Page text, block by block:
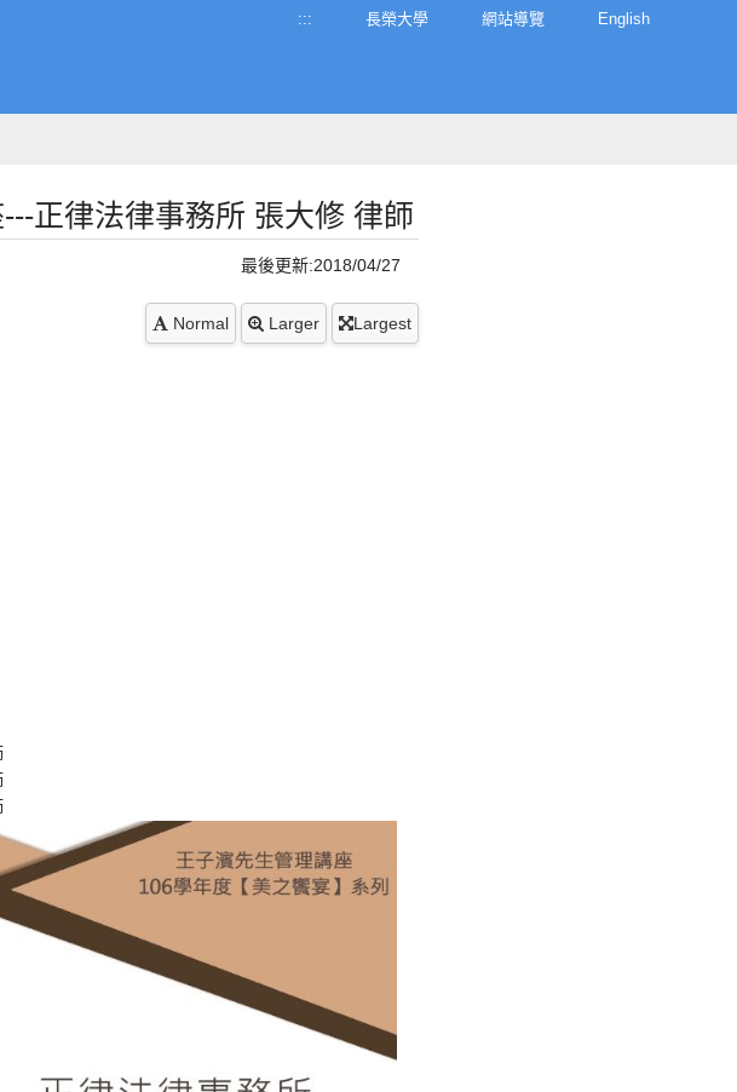
::: 長榮大學 網站導覽 English
正律法律事務所 張大修 律師
最後更新:2018/04/27
Normal Larger Largest